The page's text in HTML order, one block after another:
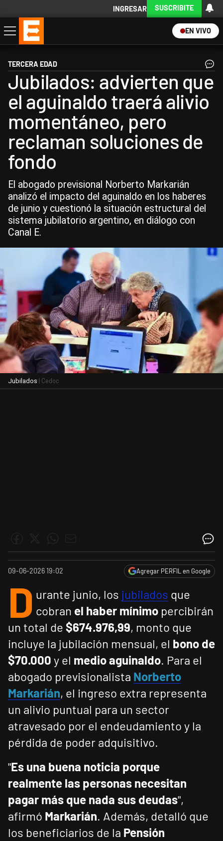
INGRESAR SUSCRIBITE
EN VIVO
Economía
Política
Internacional
Actualidad
Descargá la App
TERCERA EDAD
Jubilados: advierten que
el aguinaldo traerá alivio
momentáneo, pero
reclaman soluciones de
fondo
El abogado previsional Norberto Markarián
analizó el impacto del aguinaldo en los haberes
de junio y cuestionó la situación estructural del
sistema jubilatorio argentino, en diálogo con
Canal E.
Jubilados | Cedoc
09-06-2026 19:02 Agregar PERFIL en Google
D urante junio, los jubilados que
cobran el haber mínimo percibirán
un total de $674.976,99, monto que
incluye la jubilación mensual, el bono de
$70.000 y el medio aguinaldo. Para el
abogado previsionalista Norberto
Markarián, el ingreso extra representa
un alivio puntual para un sector
atravesado por el endeudamiento y la
pérdida de poder adquisitivo.
"Es una buena noticia porque
realmente las personas necesitan
pagar más que nada sus deudas",
afirmó Markarián. Además, detalló que
los beneficiarios de la Pensión